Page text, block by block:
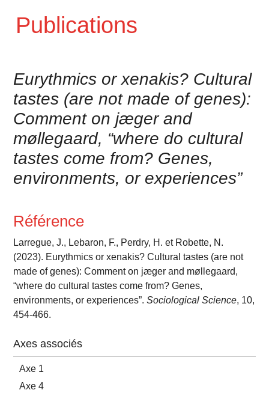
Publications
Eurythmics or xenakis? Cultural
tastes (are not made of genes):
Comment on jæger and
møllegaard, “where do cultural
tastes come from? Genes,
environments, or experiences”
Référence
Larregue, J., Lebaron, F., Perdry, H. et Robette, N.
(2023). Eurythmics or xenakis? Cultural tastes (are not
made of genes): Comment on jæger and møllegaard,
“where do cultural tastes come from? Genes,
environments, or experiences”.Sociological Science, 10,
454-466.
Axes associés
Axe 1
Axe 4